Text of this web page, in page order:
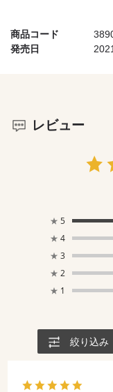
商品コード
発売日
レビュー
★ 5
★ 4
★ 3
★ 2
★ 1
絞り込み